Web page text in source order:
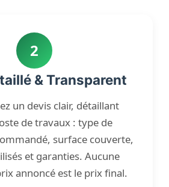
2
& Transparent
un devis clair, détaillant
de travaux : type de
surface couverte,
et garanties. Aucune
annoncé est le prix final.